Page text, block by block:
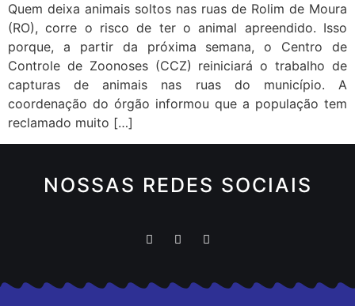
Quem deixa animais soltos nas ruas de Rolim de Moura
(RO), corre o risco de ter o animal apreendido. Isso
porque, a partir da próxima semana, o Centro de
Controle de Zoonoses (CCZ) reiniciará o trabalho de
capturas de animais nas ruas do município. A
coordenação do órgão informou que a população tem
reclamado muito […]
NOSSAS REDES SOCIAIS